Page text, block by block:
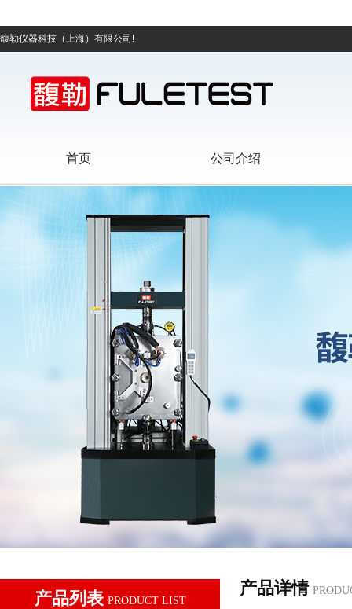
馥勒仪器科技（上海）有限公司!
首页 公司介绍
产品列表 PRODUCT LIST
产品详情